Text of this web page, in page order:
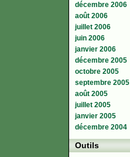
décembre 2006
août 2006
juillet 2006
juin 2006
janvier 2006
décembre 2005
octobre 2005
septembre 2005
août 2005
juillet 2005
janvier 2005
décembre 2004
Outils